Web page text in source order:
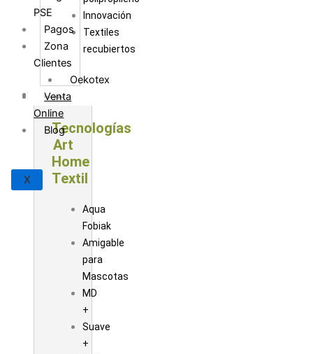
Innovación
Textiles
recubiertos
Tecnologías
Tecnologías
Art
Home
Textil
Aqua
Fobiak
Amigable
para
Mascotas
MD
+
Suave
+
PSE
Pagos
Zona
Clientes
Oekotex
Venta
Online
Blog
X